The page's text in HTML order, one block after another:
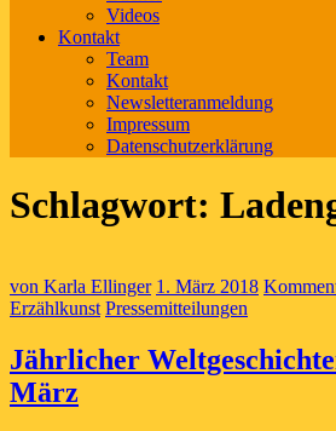
Videos
Kontakt
Team
Kontakt
Newsletteranmeldung
Impressum
Datenschutzerklärung
Schlagwort:
von Karla Ellinger 1. März 2018
Erzählkunst Pressemitteilungen
Jährlicher
März